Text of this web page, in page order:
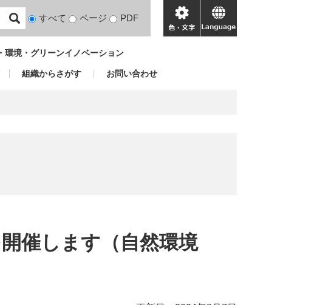
検
対
すべて ページ PDF
色・
文
language
環境・グリーンイノベーション
組織からさがす お問い合わせ
催します（自然環境